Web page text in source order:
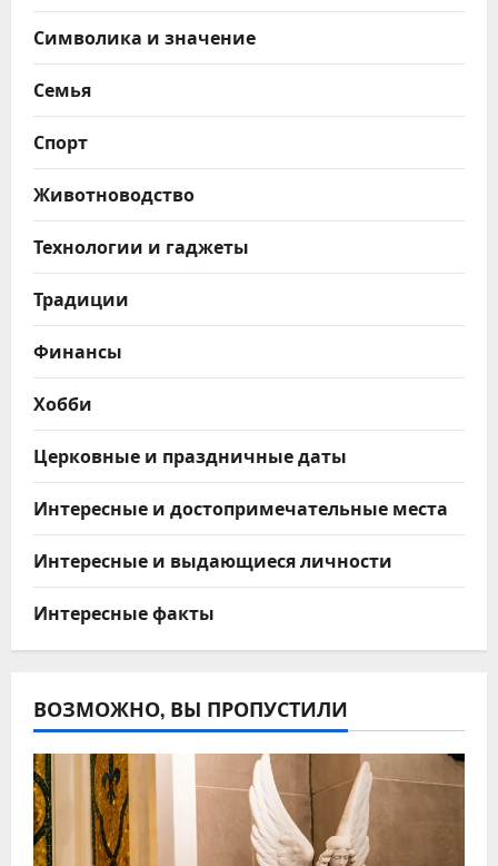
Символика и значение
Семья
Спорт
Животноводство
Технологии и гаджеты
Традиции
Финансы
Хобби
Церковные и праздничные даты
Интересные и достопримечательные места
Интересные и выдающиеся личности
Интересные факты
ВОЗМОЖНО, ВЫ ПРОПУСТИЛИ